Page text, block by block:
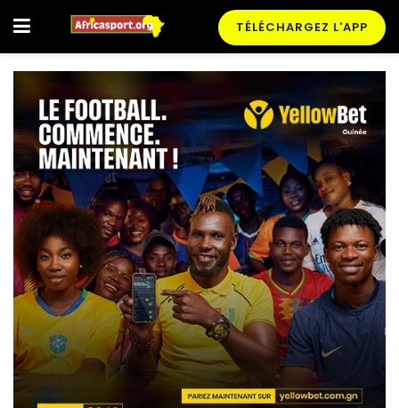
TÉLÉCHARGEZ L'APP